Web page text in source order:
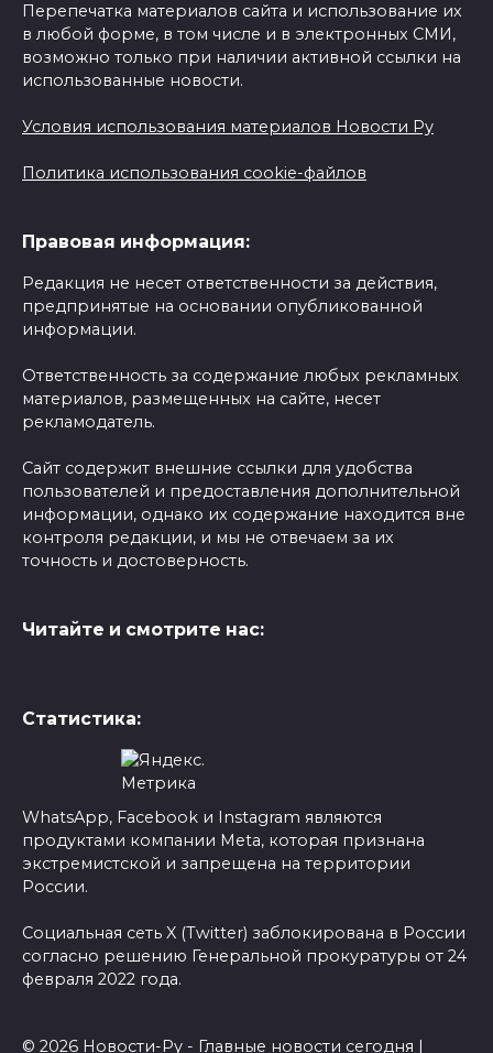
Перепечатка материалов сайта и использование их
в любой форме, в том числе и в электронных СМИ,
возможно только при наличии активной ссылки на
использованные новости.
Условия использования материалов Новости Ру
Политика использования cookie-файлов
Правовая информация:
Редакция не несет ответственности за действия,
предпринятые на основании опубликованной
информации.
Ответственность за содержание любых рекламных
материалов, размещенных на сайте, несет
рекламодатель.
Сайт содержит внешние ссылки для удобства
пользователей и предоставления дополнительной
информации, однако их содержание находится вне
контроля редакции, и мы не отвечаем за их
точность и достоверность.
Читайте и смотрите нас:
Статистика:
WhatsApp, Facebook и Instagram являются
продуктами компании Meta, которая признана
экстремистской и запрещена на территории
России.
Социальная сеть X (Twitter) заблокирована в России
согласно решению Генеральной прокуратуры от 24
февраля 2022 года.
© 2026 Новости-Ру - Главные новости сегодня |